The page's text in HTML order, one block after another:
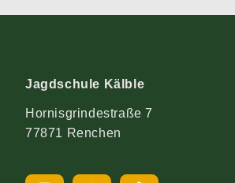
Jagdschule Kälble
Hornisgrindestraße 7
77871 Renchen